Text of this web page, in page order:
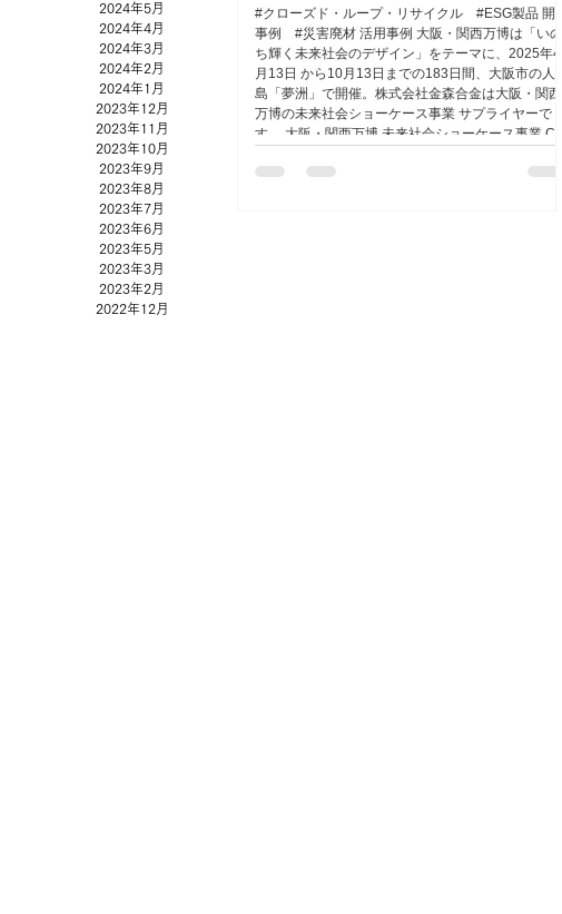
2024年5月
2024年4月
2024年3月
2024年2月
2024年1月
2023年12月
2023年11月
2023年10月
2023年9月
2023年8月
2023年7月
2023年6月
2023年5月
2023年3月
2023年2月
2022年12月
#クローズド・ループ・リサイクル #ESG製品 開発
事例 #災害廃材 活用事例 大阪・関西万博は「いの
ち輝く未来社会のデザイン」をテーマに、2025年4
月13日 から10月13日までの183日間、大阪市の人工
島「夢洲」で開催。株式会社金森合金は大阪・関西
万博の未来社会ショーケース事業 サプライヤーで
す。 大阪・関西万博 未来社会ショーケース事業 Co-
ンド」が、石川県・志賀町役場のバスストップとし